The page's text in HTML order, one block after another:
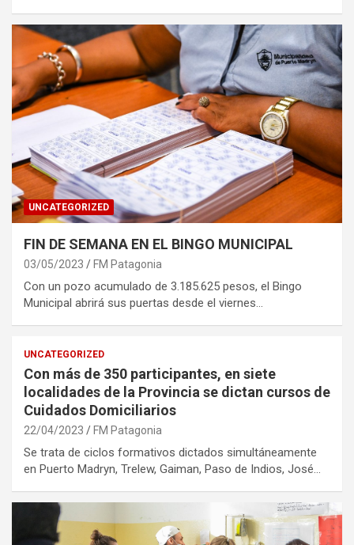
UNCATEGORIZED
FIN DE SEMANA EN EL BINGO MUNICIPAL
03/05/2023 FM Patagonia
Con un pozo acumulado de 3.185.625 pesos, el Bingo
Municipal abrirá sus puertas desde el viernes…
UNCATEGORIZED
Con más de 350 participantes, en siete
localidades de la Provincia se dictan cursos de
Cuidados Domiciliarios
22/04/2023 FM Patagonia
Se trata de ciclos formativos dictados simultáneamente
en Puerto Madryn, Trelew, Gaiman, Paso de Indios, José…